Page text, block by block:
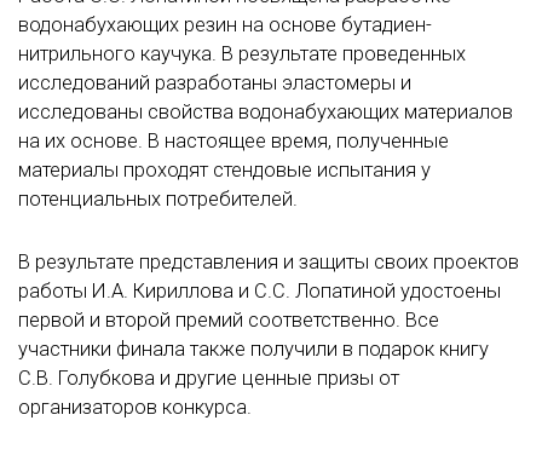
водонабухающих резин на основе бутадиен-
нитрильного каучука. В результате проведенных
исследований разработаны эластомеры и
исследованы свойства водонабухающих материалов
на их основе. В настоящее время, полученные
материалы проходят стендовые испытания у
потенциальных потребителей.
В результате представления и защиты своих проектов
работы И.А. Кириллова и С.С. Лопатиной удостоены
первой и второй премий соответственно. Все
участники финала также получили в подарок книгу
С.В. Голубкова и другие ценные призы от
организаторов конкурса.